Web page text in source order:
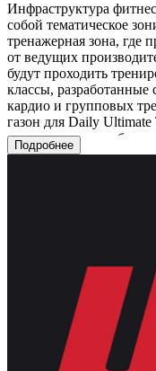
Инфраструктура
собой тематическое
тренажерная зона, где
от ведущих
будут проходить
классы, разработанные
кардио и групповых
газон для Daily
тренировки, зона
др.
Подробнее